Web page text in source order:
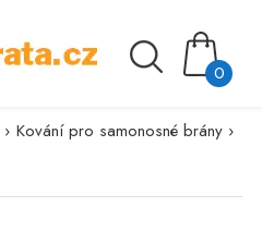
0
› Kování pro samonosné brány ›